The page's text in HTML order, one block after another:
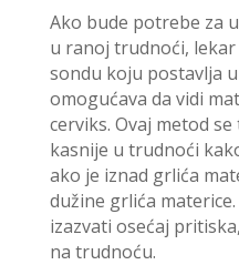
Ako bude potrebe za
u ranoj trudnoći,
sondu koju postavlja
omogućava da vidi
cerviks. Ovaj metod
kasnije u trudnoći
ako je iznad grlića
dužine grlića
izazvati osećaj
na trudnoću.